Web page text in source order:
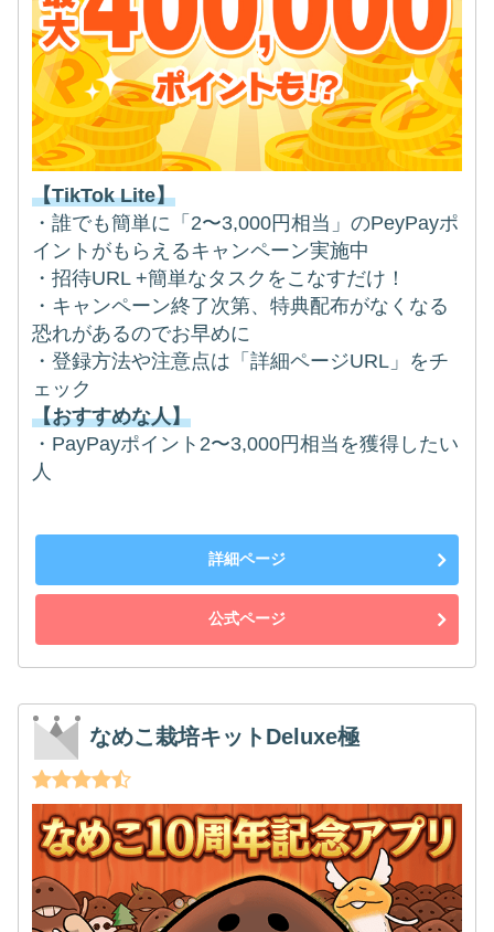
【TikTok Lite】
・誰でも簡単に「2〜3,000円相当」のPeyPayポ
イントがもらえるキャンペーン実施中
・招待URL +簡単なタスクをこなすだけ！
・キャンペーン終了次第、特典配布がなくなる
恐れがあるのでお早めに
・登録方法や注意点は「詳細ページURL」をチ
ェック
【おすすめな人】
・PayPayポイント2〜3,000円相当を獲得したい
人
詳細ページ
公式ページ
なめこ栽培キットDeluxe極